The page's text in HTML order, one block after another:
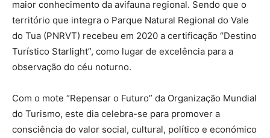
maior conhecimento da avifauna regional. Sendo que o
território que integra o Parque Natural Regional do Vale
do Tua (PNRVT) recebeu em 2020 a certificação “Destino
Turístico Starlight”, como lugar de excelência para a
observação do céu noturno.
Com o mote “Repensar o Futuro” da Organização Mundial
do Turismo, este dia celebra-se para promover a
consciência do valor social, cultural, político e económico